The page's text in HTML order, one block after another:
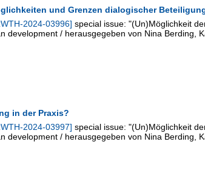
und Grenzen dialogischer
2024-03996] special issue: "(Un)Möglichkeit
development / herausgegeben von Nina Berding,
in der Praxis?
2024-03997] special issue: "(Un)Möglichkeit
development / herausgegeben von Nina Berding,